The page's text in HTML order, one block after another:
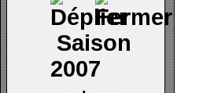
Saison
2007